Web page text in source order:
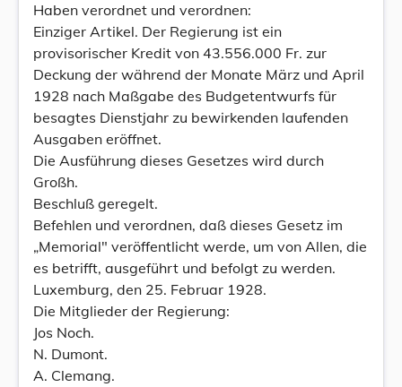
Haben verordnet und verordnen:
Einziger Artikel. Der Regierung ist ein
provisorischer Kredit von 43.556.000 Fr. zur
Deckung der während der Monate März und April
1928 nach Maßgabe des Budgetentwurfs für
besagtes Dienstjahr zu bewirkenden laufenden
Ausgaben eröffnet.
Die Ausführung dieses Gesetzes wird durch
Großh.
Beschluß geregelt.
Befehlen und verordnen, daß dieses Gesetz im
„Memorial" veröffentlicht werde, um von Allen, die
es betrifft, ausgeführt und befolgt zu werden.
Luxemburg, den 25. Februar 1928.
Die Mitglieder der Regierung:
Jos Noch.
N. Dumont.
A. Clemang.